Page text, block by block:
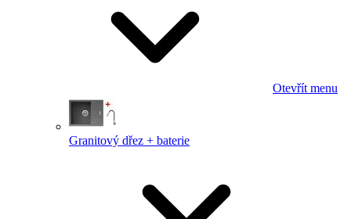
Otevřít menu
Granitový dřez + baterie